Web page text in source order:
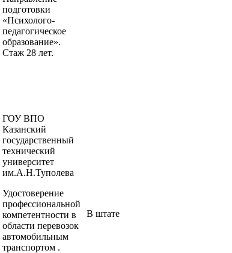
подготовки
«Психолого-
педагогическое
образование».
Стаж 28 лет.
ГОУ ВПО
Казанский
государственный
технический
университет
им.А.Н.Туполева
Удостоверение
профессиональной
компетентности в
области перевозок
автомобильным
транспортом .
В штате